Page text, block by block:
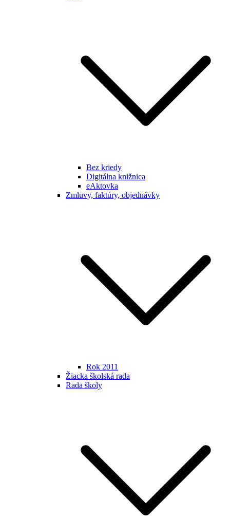
Bez kriedy
Digitálna knižnica
eAktovka
Zmluvy, faktúry, objednávky
Rok 2011
Žiacka školská rada
Rada školy